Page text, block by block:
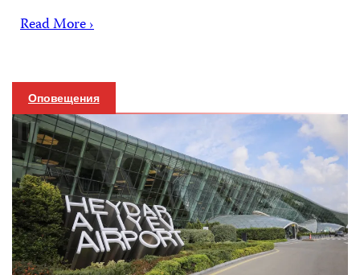
Read More ›
Оповещения